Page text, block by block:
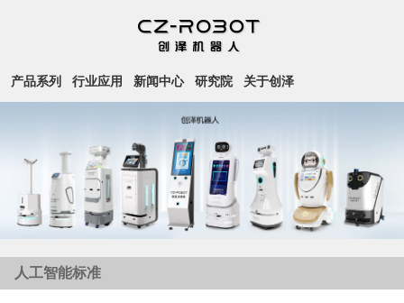
产品系列 行业应用 新闻中心 研究院 关于创泽
人工智能标准